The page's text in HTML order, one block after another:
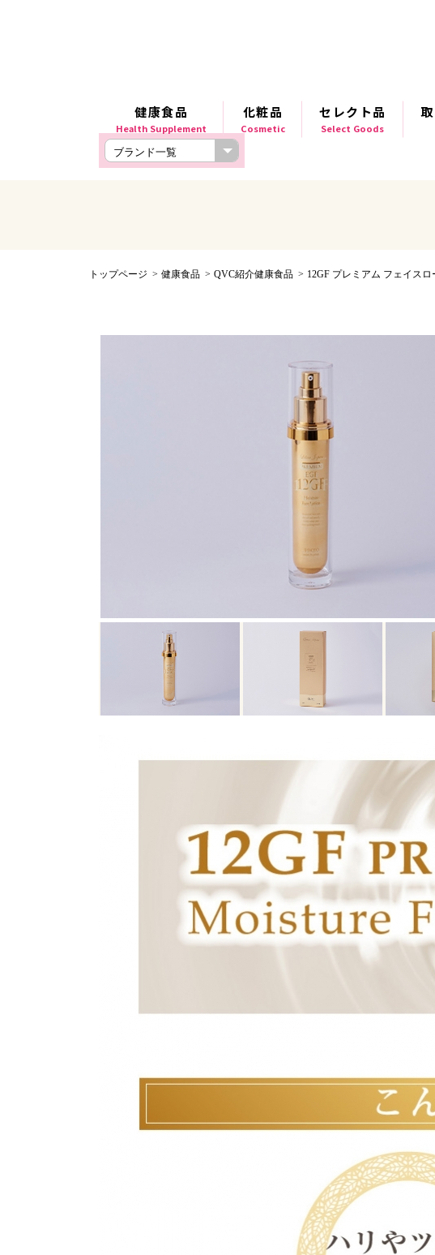
健康食品
Health Supplement
化粧品
Cosmetic
セレクト品
Select Goods
トップページ 健康食品 QVC紹介健康食品 12GF プレミアム フェイスロ